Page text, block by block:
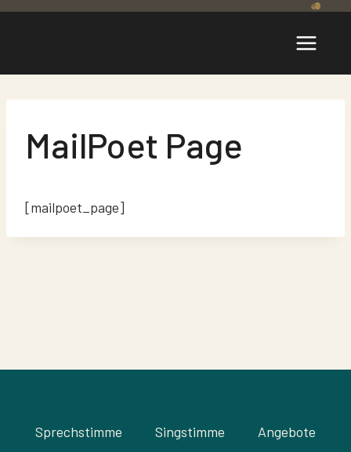
Zum
MailPoet Page
[mailpoet_page]
Sprechstimme Singstimme
Angebote